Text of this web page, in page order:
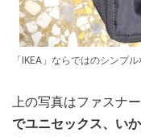
「IKEA」ならではのシンプ
上の写真はファスナ
でユニセックス、い